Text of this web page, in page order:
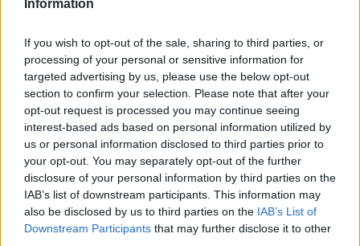
Information
If you wish to opt-out of the sale, sharing to third parties, or
processing of your personal or sensitive information for
targeted advertising by us, please use the below opt-out
section to confirm your selection. Please note that after your
opt-out request is processed you may continue seeing
interest-based ads based on personal information utilized by
us or personal information disclosed to third parties prior to
your opt-out. You may separately opt-out of the further
disclosure of your personal information by third parties on the
IAB’s list of downstream participants. This information may
also be disclosed by us to third parties on the IAB’s List of
Downstream Participants that may further disclose it to other
- Disponibilità asili (12 su 107)
- Disponibilità Bar e Ristoranti (12 su 107)
LIVORNO - Punti di debolezza:
- Indice divorzi e separazioni (102 su 107)
- scippi e borseggi (85 su 107)
- Densità abitanti per Kmq (82 su 107)
FIRENZE- Punti di forza:
- Speranza di vita media (3 su 107)
- Tasso di occupazione (7 su 107)
- Disponibilità asili (8 su 107)
FIRENZE - Punti di debolezza: